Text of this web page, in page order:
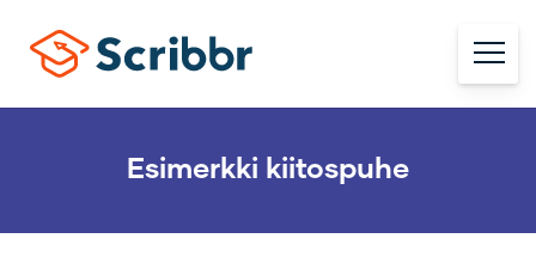
Esimerkki kiitospuhe